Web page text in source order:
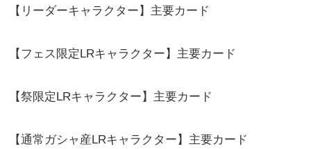
【リーダーキャラクター】主要カード
【フェス限定LRキャラクター】主要カード
【祭限定LRキャラクター】主要カード
【通常ガシャ産LRキャラクター】主要カード